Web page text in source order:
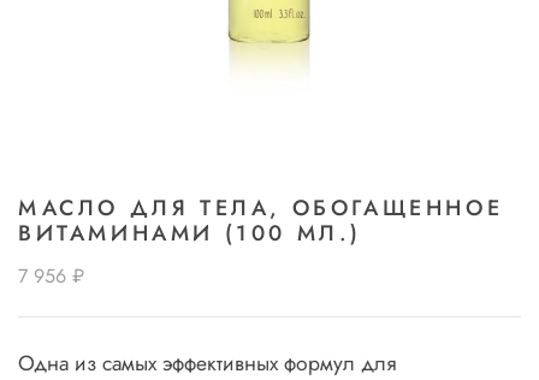
МАСЛО ДЛЯ ТЕЛА, ОБОГАЩЕННОЕ
ВИТАМИНАМИ (100 МЛ.)
7 956 ₽
Одна из самых эффективных формул для